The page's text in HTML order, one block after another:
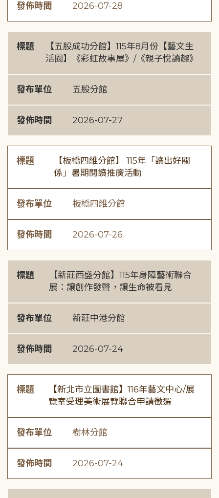
發佈時間 2026-07-28
標題
【五股成功分館】115年8月份【藝文生
活圈】《彩虹故事屋》/《親子悅讀趣》
發布單位 五股分館
發佈時間 2026-07-27
標題
【板橋四維分館】 115年「讀出好關
係」暑期閱讀推廣活動
發布單位 板橋四維分館
發佈時間 2026-07-26
標題
【新莊西盛分館】115年身障藝術聯合
展：讓創作發聲，讓生命被看見
發布單位 新莊中港分館
發佈時間 2026-07-24
標題
【新北市立圖書館】116年藝文中心/展
覽室受理美術展覽聯合申請徵選
發布單位 樹林分館
發佈時間 2026-07-24